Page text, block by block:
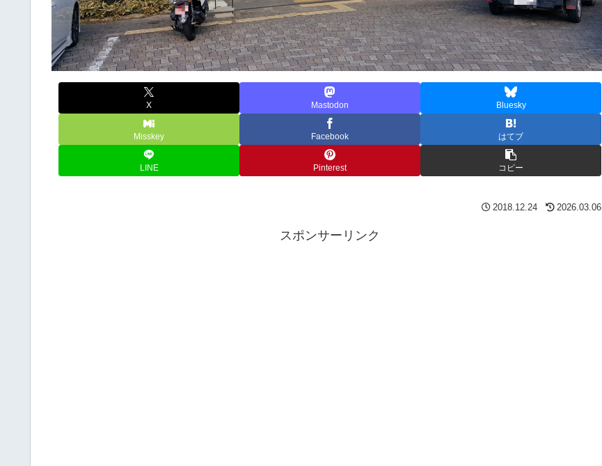
X Mastodon Bluesky
Misskey Facebook はてブ
LINE Pinterest コピー
2018.12.24 2026.03.06
スポンサーリンク